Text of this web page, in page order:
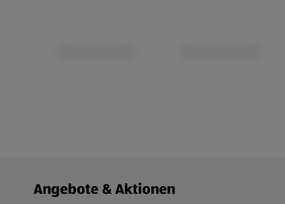
Fußzeilenmenü - weitere Links
Angebote & Aktionen